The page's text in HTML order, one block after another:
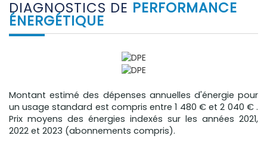
DIAGNOSTICS DE PERFORMANCE
ÉNERGÉTIQUE
Montant estimé des dépenses annuelles d'énergie pour
un usage standard est compris entre 1 480 € et 2 040 € .
Prix moyens des énergies indexés sur les années 2021,
2022 et 2023 (abonnements compris).